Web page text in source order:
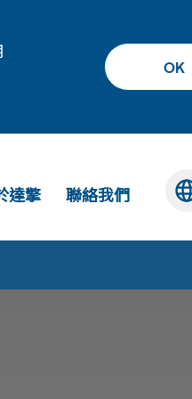
OK
達擎 聯絡我們